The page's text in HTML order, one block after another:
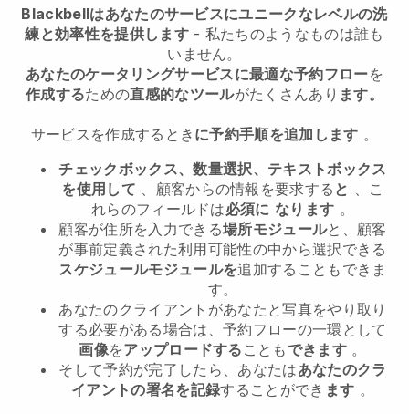
Blackbellはあなたのサービスにユニークなレベルの洗
練と効率性を提供します- 私たちのようなものは誰も
いません。
あなたのケータリングサービスに最適な予約フローを
作成するための直感的なツールがたくさんあり ます。
サービスを作成するとき に予約手順を追加します 。
チェックボックス、数量選択、テキストボックス
を使用して 、顧客からの情報を要求する と 、こ
れらのフィールドは必須に なります 。
顧客が住所を入力できる場所モジュールと、顧客
が事前定義された利用可能性の中から選択できる
スケジュールモジュールを追加することもできま
す。
あなたのクライアントがあなたと写真をやり取り
する必要がある場合は、予約フローの一環として
画像をアップロードする こともできます 。
そして予約が完了したら、あなたはあなたのクラ
イアントの署名を記録することができ ます 。